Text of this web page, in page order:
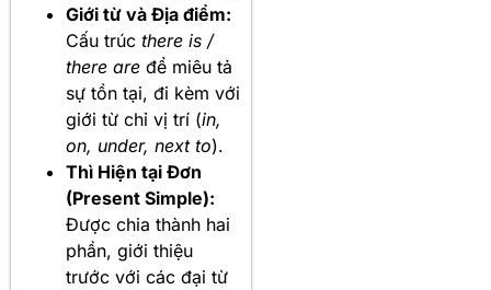
Giới từ và Địa điểm:
Cấu trúc there is /
there are để miêu tả
sự tồn tại, đi kèm với
giới từ chỉ vị trí (in,
on, under, next to).
Thì Hiện tại Đơn
(Present Simple):
Được chia thành hai
phần, giới thiệu
trước với các đại từ